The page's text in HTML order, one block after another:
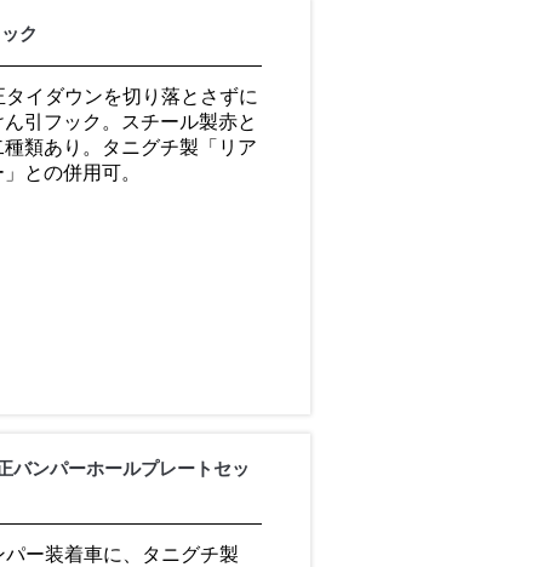
ク
タイダウンを切り落とさずに
引フック。スチール製赤と
類あり。タニグチ製「リア
との併用可。
バンパーホールプレートセッ
パー装着車に、タニグチ製